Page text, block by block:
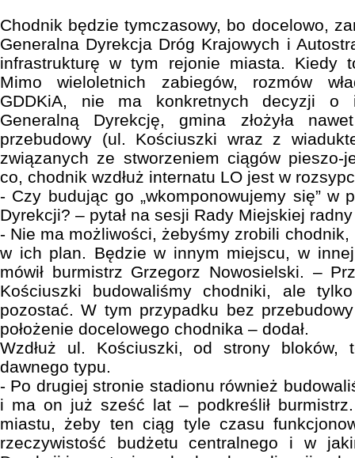
Chodnik będzie tymczasowy, bo docelowo,
Generalna Dyrekcja Dróg Krajowych i
infrastrukturę w tym rejonie miasta. Kiedy
Mimo wieloletnich zabiegów, rozmów
GDDKiA, nie ma konkretnych decyzji o
Generalną Dyrekcję, gmina złożyła
przebudowy (ul. Kościuszki wraz z
związanych ze stworzeniem ciągów pieszo-
co, chodnik wzdłuż internatu LO jest w
- Czy budując go „wkomponowujemy się” w
Dyrekcji? – pytał na sesji Rady Miejskiej
- Nie ma możliwości, żebyśmy zrobili chodnik,
w ich plan. Będzie w innym miejscu, w
mówił burmistrz Grzegorz Nowosielski. –
Kościuszki budowaliśmy chodniki, ale
pozostać. W tym przypadku bez
położenie docelowego chodnika – dodał.
Wzdłuż ul. Kościuszki, od strony bloków,
dawnego typu.
- Po drugiej stronie stadionu również
i ma on już sześć lat – podkreślił
miastu, żeby ten ciąg tyle czasu
rzeczywistość budżetu centralnego i w